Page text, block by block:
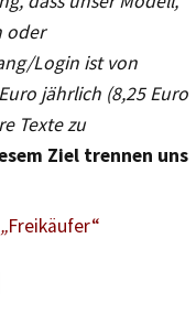
oder
Login ist von
jährlich (8,25 Euro
Texte zu
Ziel trennen uns
„Freikäufer“